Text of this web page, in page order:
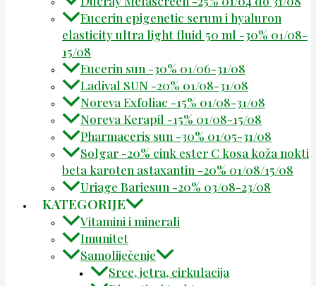
Eucerin epigenetic serum i hyaluron
elasticity ultra light fluid 50 ml -30% 01/08-
15/08
Eucerin sun -30% 01/06-31/08
Ladival SUN -20% 01/08-31/08
Noreva Exfoliac -15% 01/08-31/08
Noreva Kerapil -15% 01/08-15/08
Pharmaceris sun -30% 01/05-31/08
Solgar -20% cink ester C kosa koža nokti
beta karoten astaxantin -20% 01/08/15/08
Uriage Bariesun -20% 03/08-23/08
KATEGORIJE
Vitamini i minerali
Imunitet
Samoliječenje
Srce, jetra, cirkulacija